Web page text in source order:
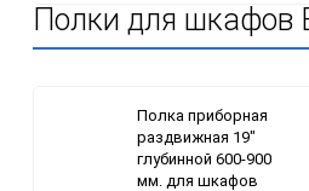
Полки для шкафов
Полка приборная
раздвижная 19"
глубинной 600-900
мм. для шкафов